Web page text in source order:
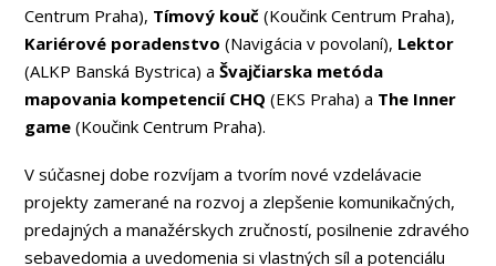
Centrum Praha), Tímový kouč (Koučink Centrum Praha),
Kariérové poradenstvo (Navigácia v povolaní), Lektor
(ALKP Banská Bystrica) aŠvajčiarska metóda
mapovania kompetencií CHQ (EKS Praha) a The Inner
game (Koučink Centrum Praha).
V súčasnej dobe rozvíjam a tvorím nové vzdelávacie
projekty zamerané na rozvoj a zlepšenie komunikačných,
predajných a manažérskych zručností, posilnenie zdravého
sebavedomia a uvedomenia si vlastných síl a potenciálu